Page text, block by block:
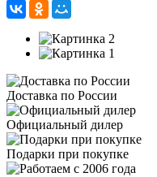
Доставка по России
Официальный дилер
Подарки при покупке